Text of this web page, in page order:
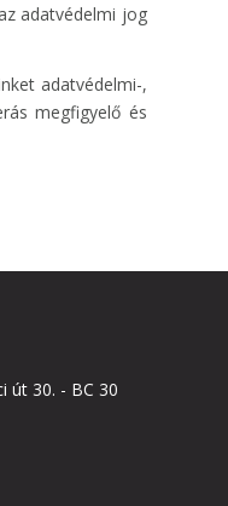
adatvédelmi jog
adatvédelmi-,
megfigyelő és
út 30. - BC 30